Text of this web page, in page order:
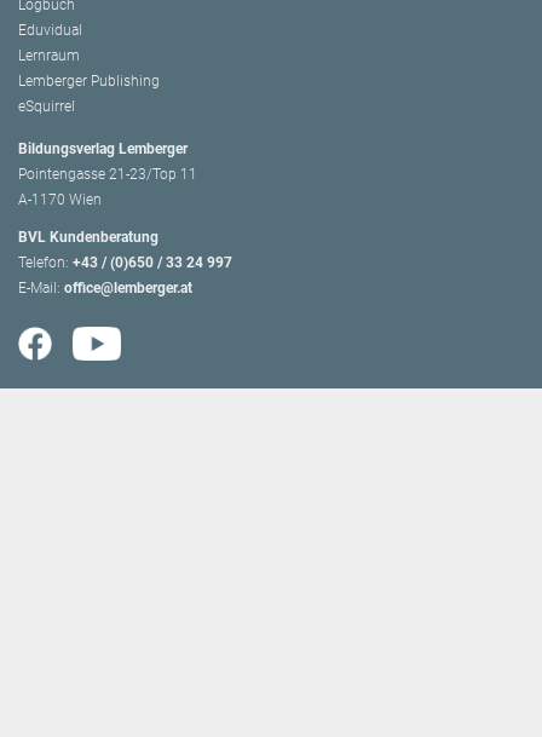
Logbuch
Eduvidual
Lernraum
Lemberger Publishing
eSquirrel
Bildungsverlag Lemberger
Pointengasse 21-23/Top 11
A-1170 Wien
BVL Kundenberatung
Telefon: +43 / (0)650 / 33 24 997
E-Mail: office@lemberger.at